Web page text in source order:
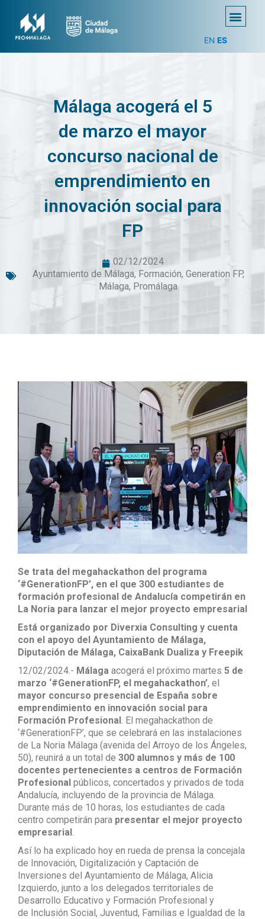
EN ES
Málaga acogerá el 5
de marzo el mayor
concurso nacional de
emprendimiento en
innovación social para
FP
02/12/2024
Ayuntamiento de Málaga, Formación, Generation FP,
Málaga, Promálaga
Se trata del megahackathon del programa
‘#GenerationFP’, en el que 300 estudiantes de
formación profesional de Andalucía competirán en
La Noria para lanzar el mejor proyecto empresarial
Está organizado por Diverxia Consulting y cuenta
con el apoyo del Ayuntamiento de Málaga,
Diputación de Málaga, CaixaBank Dualiza y Freepik
12/02/2024.- Málaga acogerá el próximo martes 5 de
marzo ‘#GenerationFP, el megahackathon’, el
mayor concurso presencial de España sobre
emprendimiento en innovación social para
Formación Profesional. El megahackathon de
‘#GenerationFP’, que se celebrará en las instalaciones
de La Noria Málaga (avenida del Arroyo de los Ángeles,
50), reunirá a un total de 300 alumnos y más de 100
docentes pertenecientes a centros de Formación
Profesional públicos, concertados y privados de toda
Andalucía, incluyendo de la provincia de Málaga.
Durante más de 10 horas, los estudiantes de cada
centro competirán para presentar el mejor proyecto
empresarial.
Así lo ha explicado hoy en rueda de prensa la concejala
de Innovación, Digitalización y Captación de
Inversiones del Ayuntamiento de Málaga, Alicia
Izquierdo, junto a los delegados territoriales de
Desarrollo Educativo y Formación Profesional y
de Inclusión Social, Juventud, Familias e Igualdad de la